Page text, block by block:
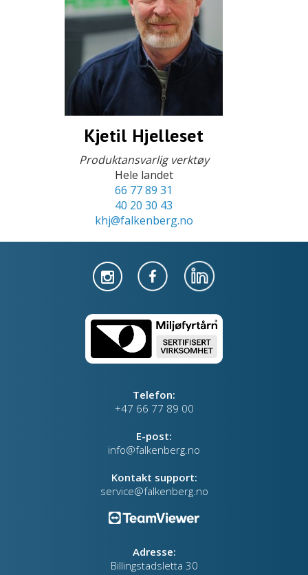
Kjetil Hjelleset
Produktansvarlig verktøy
Hele landet
66 77 89 31
40 20 30 43
khj@falkenberg.no
Telefon:
+47 66 77 89 00
E-post:
info@falkenberg.no
Kontakt support:
service@falkenberg.no
Adresse:
Billingstadsletta 30